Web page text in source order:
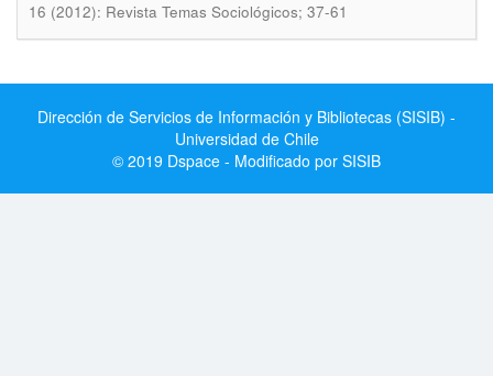
16 (2012): Revista Temas Sociológicos; 37-61
Dirección de Servicios de Información y Bibliotecas (SISIB) -
Universidad de Chile
© 2019 Dspace - Modificado por SISIB